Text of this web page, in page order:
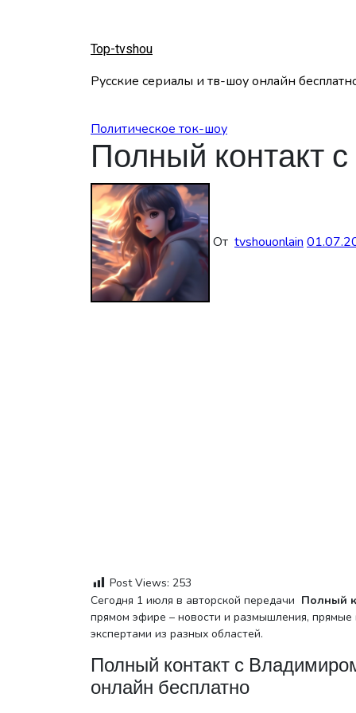
Top-tvshou
Русские сериалы и тв-шоу онлайн
Политическое ток-шоу
Полный контакт
От tvshouonlain
Post Views: 253
Сегодня 1 июля в авторской передачи Полный
прямом эфире – новости и размышления,
экспертами из разных областей.
Полный контакт с
онлайн бесплатно